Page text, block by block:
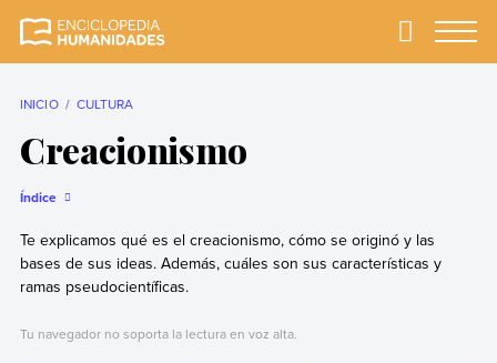
completa y más
Primary
INICIO CULTURA
Creacionismo
Índice
Te explicamos qué es el creacionismo, cómo se originó y las
bases de sus ideas. Además, cuáles son sus características y
ramas pseudocientíficas.
Tu navegador no soporta la lectura en voz alta.